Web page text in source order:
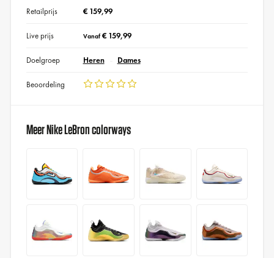
Retailprijs € 159,99
Live prijs Vanaf€ 159,99
Doelgroep Heren Dames
Beoordeling
Meer Nike LeBron colorways